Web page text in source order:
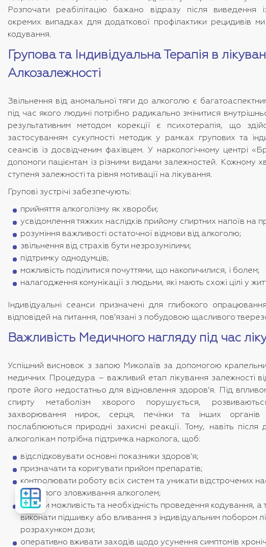
Розпочати реабілітацію бажано відразу після виведення
окремих випадках для додаткової профілактики рецидивів
кодування.
Групова та Індивідуальна Терапія в
Алкозалежності
Звільнення від аномальної тяги до алкоголю є
під час якого людині потрібно радикально змінитися
результативним методом корекції є психотерапія, що
застосуванням сукупності методик у рамках групових та
сеансів із досвідченим фахівцем. У наркологічному центрі
допомоги пацієнтам із різними видами залежностей.
ступеня залежності та рівня мотивації на лікування.
Групові зустрічі забезпечують:
прийняття алкоголізму як хвороби;
усвідомлення тяжких наслідків прийому спиртних напоїв на
розуміння важливості остаточної відмови від алкоголю;
звільнення від страхів бути незрозумілими;
підтримку однодумців;
можливість поділитися почуттями, що накопичилися, і болем;
налагодження комунікації з людьми, які мають схожі цілі у
Індивідуальні сеанси призначені для глибокого
відповідей на питання, пов’язані з побудовою щасливого
Важливість Медичного нагляду під час
Успішний висновок з запою Миколаїв за допомогою
медичних Процедура – ​​важливий етап лікування залежності
проте його недостатньо для відновлення здоров’я. Під
спирту метаболізм хворого порушується,
захворювання нирок, серця, печінки та інших органів
послаблюються природні захисні реакції. Тому, навіть після
алкоголікам потрібна підтримка нарколога, щоб:
відслідковувати основні показники здоров’я;
призначати та коригувати прийом препаратів;
контролювати роботу всіх систем та уникати відстрочених
тривалого зловживання алкоголем;
оцінити можливість та необхідність проведення кодування, а
виконати підшивку або вливання з індивідуальним побором
розрахунком дози;
оперативно вживати заходів щодо усунення симптомів
Розрахувати
лікування